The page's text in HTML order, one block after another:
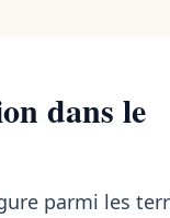
dans le
parmi les